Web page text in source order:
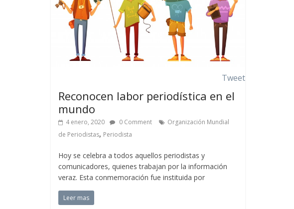
Tweet
Reconocen labor periodística en el
mundo
4 enero, 2020 0 Comment
Organización Mundial
de Periodistas, Periodista
Hoy se celebra a todos aquellos periodistas y
comunicadores, quienes trabajan por la información
veraz. Esta conmemoración fue instituida por
Leer mas